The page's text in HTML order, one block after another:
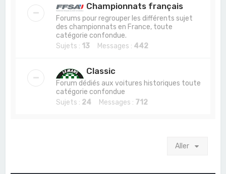
Championnats français
Forums pour regrouper les différents sujet
des championnats en France, toute
catégorie confondue.
Sujets : 13 Messages : 442
Classic
Forum dédiés aux voitures historiques toute
catégorie confondue
Sujets : 24 Messages : 712
Aller